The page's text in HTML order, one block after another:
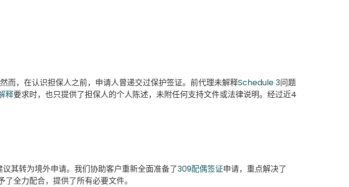
而，在认识担保人之前，申请人曾递交过保护签证。前代理未解释Schedule 3问题
释要求时，也只提供了担保人的个人陈述，未附任何支持文件或法律说明。经过近4
其转为境外申请。我们协助客户重新全面准备了309配偶签证申请，重点解决了
全力配合，提供了所有必要文件。